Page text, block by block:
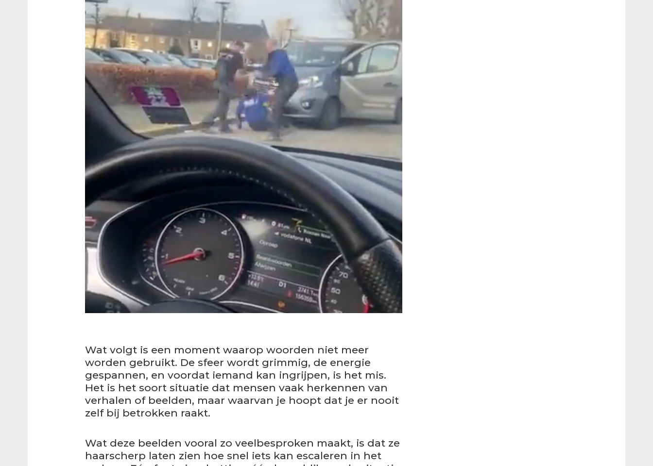
Wat volgt is een moment waarop woorden niet meer
worden gebruikt. De sfeer wordt grimmig, de energie
gespannen, en voordat iemand kan ingrijpen, is het mis.
Het is het soort situatie dat mensen vaak herkennen van
verhalen of beelden, maar waarvan je hoopt dat je er nooit
zelf bij betrokken raakt.
Wat deze beelden vooral zo veelbesproken maakt, is dat ze
haarscherp laten zien hoe snel iets kan escaleren in het